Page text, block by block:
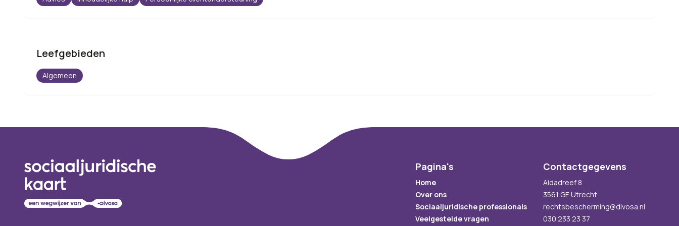
Leefgebieden
Algemeen
Pagina's
Home
Over ons
Sociaaljuridische professionals
Veelgestelde vragen
Contactgegevens
Aidadreef 8
3561 GE Utrecht
rechtsbescherming@divosa.nl
030 233 23 37